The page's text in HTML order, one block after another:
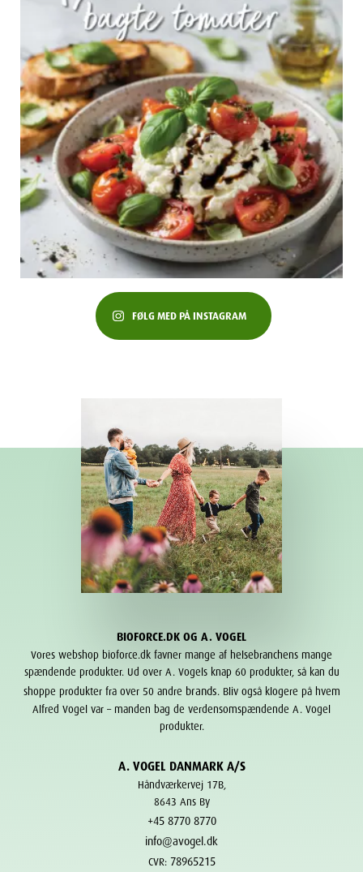
FØLG MED PÅ INSTAGRAM
BIOFORCE.DK OG A. VOGEL
Vores webshop bioforce.dk favner mange af helsebranchens mange
spændende produkter. Ud over A. Vogels knap 60 produkter, så kan du
shoppe produkter fra over 50 andre brands. Bliv også klogere på hvem
Alfred Vogel var – manden bag de verdensomspændende A. Vogel
produkter.
A. VOGEL DANMARK A/S
Håndværkervej 17B,
8643 Ans By
+45 8770 8770
info@avogel.dk
CVR: 78965215